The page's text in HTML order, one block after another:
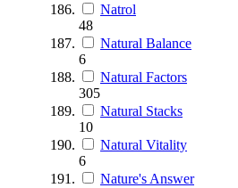
Natrol
48
Natural Balance
6
Natural Factors
305
Natural Stacks
10
Natural Vitality
6
Nature's Answer